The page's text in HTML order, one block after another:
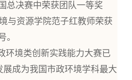
总决赛中荣获团队一等奖
与资源学院范子红教师荣获
。
环境类创新实践能力大赛已
展成为我国市政环境学科最大